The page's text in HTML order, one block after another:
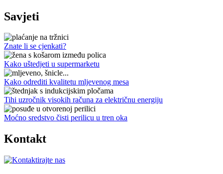
Savjeti
Znate li se cjenkati?
Kako uštedjeti u supermarketu
Kako odrediti kvalitetu mljevenog mesa
Tihi uzročnik visokih računa za električnu energiju
Moćno sredstvo čisti perilicu u tren oka
Kontakt